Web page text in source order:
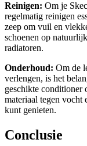
Reinigen: Om je
regelmatig reinigen
zeep om vuil en
schoenen op
radiatoren.
Onderhoud: Om de
verlengen, is het
geschikte conditioner
materiaal tegen vocht
kunt genieten.
Conclusie